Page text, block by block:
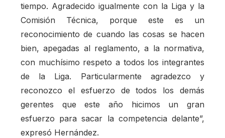
tiempo. Agradecido igualmente con la Liga y la
Comisión Técnica, porque este es un
reconocimiento de cuando las cosas se hacen
bien, apegadas al reglamento, a la normativa,
con muchísimo respeto a todos los integrantes
de la Liga. Particularmente agradezco y
reconozco el esfuerzo de todos los demás
gerentes que este año hicimos un gran
esfuerzo para sacar la competencia delante”,
expresó Hernández.